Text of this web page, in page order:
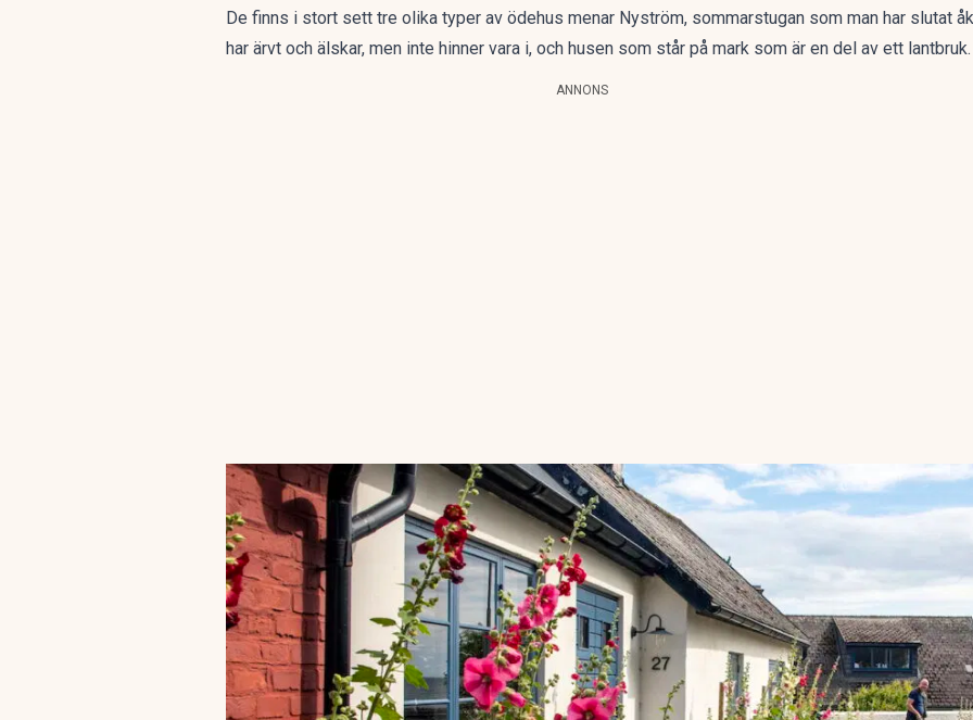
De finns i stort sett tre olika typer av ödehus menar Nyström, sommarstugan som man har slutat
har ärvt och älskar, men inte hinner vara i, och husen som står på mark som är en del av ett lantbruk.
ANNONS